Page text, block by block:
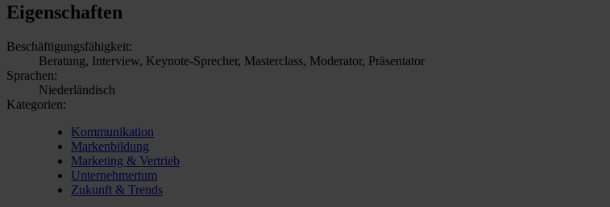
Eigenschaften
Beschäftigungsfähigkeit:
Beratung, Interview, Keynote-Sprecher, Masterclass, Moderator, Präsentator
Sprachen:
Niederländisch
Kategorien:
Kommunikation
Markenbildung
Marketing & Vertrieb
Unternehmertum
Zukunft & Trends